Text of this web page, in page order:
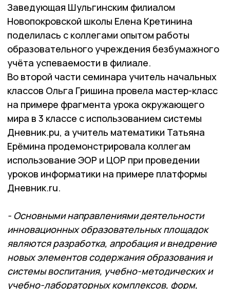
Заведующая Шульгинским филиалом
Новопокровской школы Елена Кретинина
поделилась с коллегами опытом работы
образовательного учреждения безбумажного
учёта успеваемости в филиале.
Во второй части семинара учитель начальных
классов Ольга Гришина провела мастер-класс
на примере фрагмента урока окружающего
мира в 3 классе с использованием системы
Дневник.рu, а учитель математики Татьяна
Ерёмина продемонстрировала коллегам
использование ЭОР и ЦОР при проведении
уроков информатики на примере платформы
Дневник.ru.
- Основными направлениями деятельности
инновационных образовательных площадок
являются разработка, апробация и внедрение
новых элементов содержания образования и
системы воспитания, учебно-методических и
учебно-лабораторных комплексов, форм,